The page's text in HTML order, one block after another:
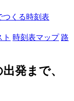
つくる時刻表
ト 時刻表マップ 路
発まで、